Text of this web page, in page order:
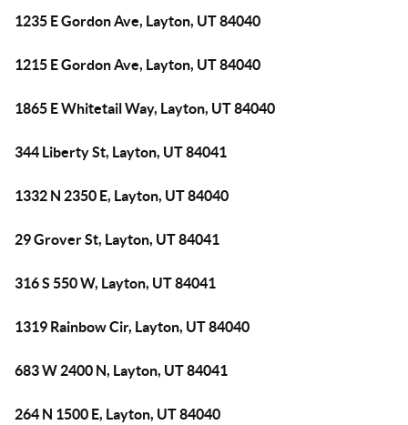
1235 E Gordon Ave, Layton, UT 84040
1215 E Gordon Ave, Layton, UT 84040
1865 E Whitetail Way, Layton, UT 84040
344 Liberty St, Layton, UT 84041
1332 N 2350 E, Layton, UT 84040
29 Grover St, Layton, UT 84041
316 S 550 W, Layton, UT 84041
1319 Rainbow Cir, Layton, UT 84040
683 W 2400 N, Layton, UT 84041
264 N 1500 E, Layton, UT 84040